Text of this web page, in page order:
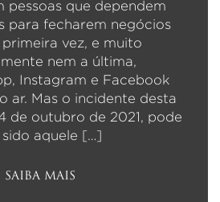
pessoas que dependem
para fecharem negócios
primeira vez, e muito
nem a última,
Instagram e Facebook
ar. Mas o incidente desta
de outubro de 2021, pode
aquele […]
SAIBA MAIS